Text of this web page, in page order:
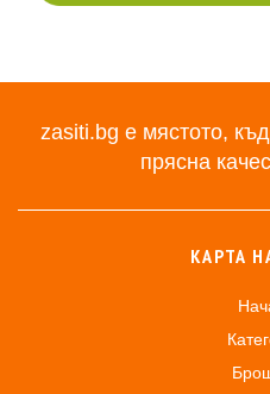
zasiti.bg е мястото,
прясна
КАРТА